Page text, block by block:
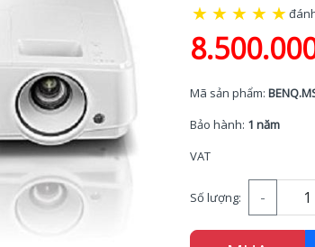
★ ★ ★ ★ ★
Mã sản phẩm:
Bảo hành: 1 năm
VAT
Số lượng: -